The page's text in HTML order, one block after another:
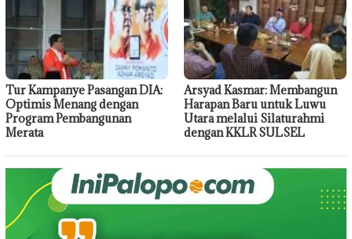
Tur Kampanye Pasangan DIA:
Optimis Menang dengan
Program Pembangunan
Merata
Arsyad Kasmar: Membangun
Harapan Baru untuk Luwu
Utara melalui Silaturahmi
dengan KKLR SULSEL